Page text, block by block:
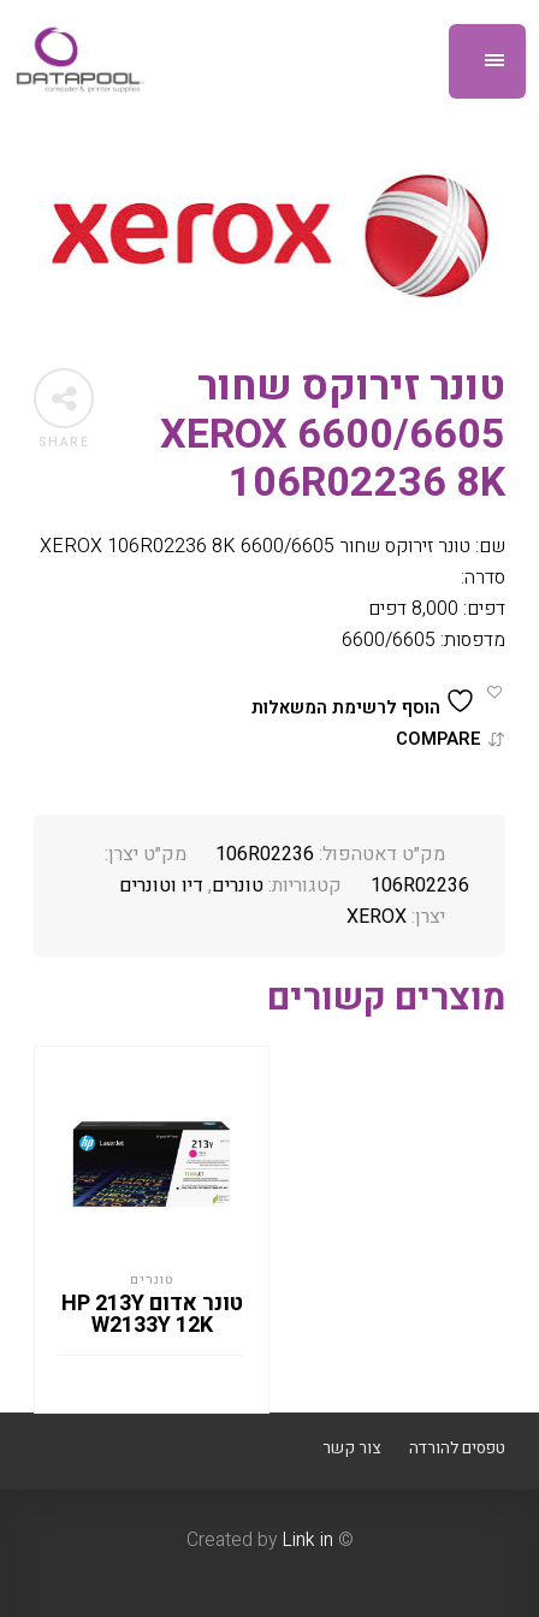
SHARE
טונר זירוקס שחור
6600/6605 XEROX
106R02236 8K
שם: טונר זירוקס שחור 6600/6605 XEROX 106R02236 8K
סדרה:
דפים: 8,000 דפים
מדפסות: 6600/6605
הוסף לרשימת המשאלות
COMPARE
מק״ט דאטהפול:106R02236
מק״ט יצרן:
106R02236
קטגוריות:טונרים, דיו וטונרים
יצרן:XEROX
מוצרים קשורים
טונרים
טונר אדום HP 213Y
W2133Y 12K
טפסים להורדה צור קשר
© Created by
Link in